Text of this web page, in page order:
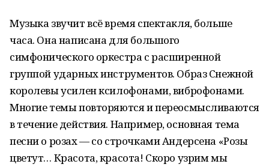
Музыка звучит всё время спектакля, больше
часа. Она написана для большого
симфонического оркестра с расширенной
группой ударных инструментов. Образ Снежной
королевы усилен ксилофонами, виброфонами.
Многие темы повторяются и переосмысливаются
в течение действия. Например, основная тема
песни о розах — со строчками Андерсена «Розы
цветут… Красота, красота! Скоро узрим мы